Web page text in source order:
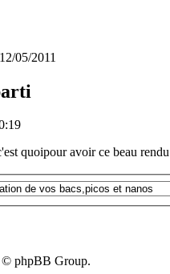
05/2011
quoipour avoir ce beau rendu
© phpBB Group.